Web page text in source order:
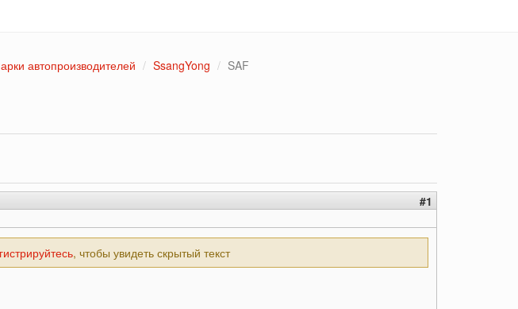
автопроизводителей SsangYong SAF
#1
, чтобы увидеть скрытый текст